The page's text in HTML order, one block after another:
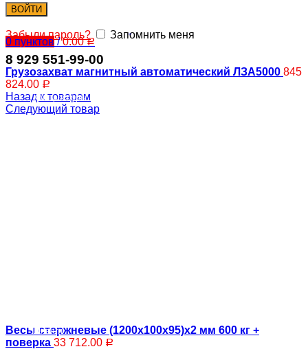
ВОЙТИ
Забыли пароль? Запомнить меня
8 929 551-99-00
0 пунктов / 0.00Р
Компрессоры
Шланги
Грузозахват магнитный автоматический ЛЗА5000 845
824.00 Р
Назад к товарам
Следующий товар
Весы стержневые (1200х100х95)х2 мм 600 кг +
поверка 33 712.00 Р